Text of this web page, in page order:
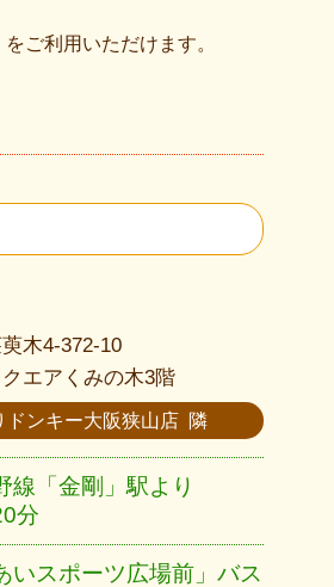
ご利用いただけます。
木4-372-10
エアくみの木3階
ドンキー大阪狭山店 隣
線 「金剛」駅より
分
いスポーツ広場前」バス